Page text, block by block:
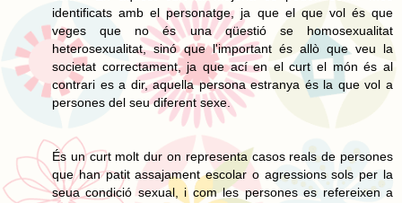
identificats amb el personatge, ja que el que vol és que
veges que no és una qüestió se homosexualitat
heterosexualitat, sinó que l'important és allò que veu la
societat correctament, ja que ací en el curt el món és al
contrari es a dir, aquella persona estranya és la que vol a
persones del seu diferent sexe.
És un curt molt dur on representa casos reals de persones
que han patit assajament escolar o agressions sols per la
seua condició sexual, i com les persones es refereixen a